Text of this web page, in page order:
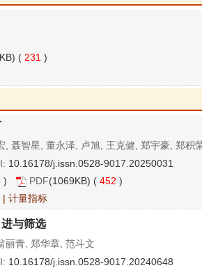
( 231 )
, 聂智星, 董永泽, 卢旭, 王克健, 郑宇豪, 郑积
10.16178/j.issn.0528-9017.20250031
) PDF(1069KB) ( 452 )
| 计量指标
与筛选
丽青, 郑华章, 范斗文
10.16178/j.issn.0528-9017.20240648